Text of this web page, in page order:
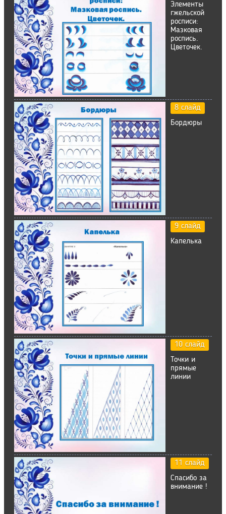
Элементы
гжельской
росписи:
Мазковая
роспись.
Цветочек.
8 слайд
Бордюры
9 слайд
Капелька
10 слайд
Точки и
прямые
линии
11 слайд
Спасибо за
внимание !